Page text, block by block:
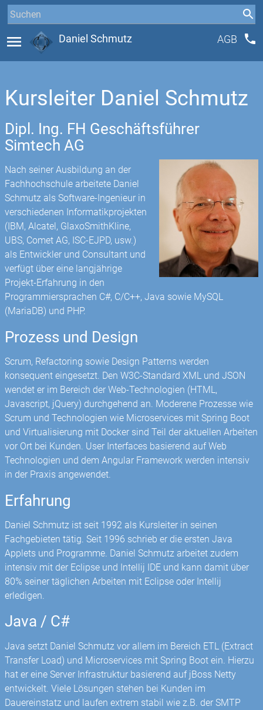
menu Daniel Schmutz AGB phone
Kursleiter Daniel Schmutz
Dipl. Ing. FH Geschäftsführer
Simtech AG
Nach seiner Ausbildung an der
Fachhochschule arbeitete Daniel
Schmutz als Software-Ingenieur in
verschiedenen Informatikprojekten
(IBM, Alcatel, GlaxoSmithKline,
UBS, Comet AG, ISC-EJPD, usw.)
als Entwickler und Consultant und
verfügt über eine langjährige
Projekt-Erfahrung in den
Programmiersprachen C#, C/C++, Java sowie MySQL
(MariaDB) und PHP.
Prozess und Design
Scrum, Refactoring sowie Design Patterns werden
konsequent eingesetzt. Den W3C-Standard XML und JSON
wendet er im Bereich der Web-Technologien (HTML,
Javascript, jQuery) durchgehend an. Moderene Prozesse wie
Scrum und Technologien wie Microservices mit Spring Boot
und Virtualisierung mit Docker sind Teil der aktuellen Arbeiten
vor Ort bei Kunden. User Interfaces basierend auf Web
Technologien und dem Angular Framework werden intensiv
in der Praxis angewendet.
Erfahrung
Daniel Schmutz ist seit 1992 als Kursleiter in seinen
Fachgebieten tätig. Seit 1996 schrieb er die ersten Java
Applets und Programme. Daniel Schmutz arbeitet zudem
intensiv mit der Eclipse und Intellij IDE und kann damit über
80% seiner täglichen Arbeiten mit Eclipse oder Intellij
erledigen.
Java / C#
Java setzt Daniel Schmutz vor allem im Bereich ETL (Extract
Transfer Load) und Microservices mit Spring Boot ein. Hierzu
hat er eine Server Infrastruktur basierend auf jBoss Netty
entwickelt. Viele Lösungen stehen bei Kunden im
Dauereinstatz und laufen extrem stabil wie z.B. der SMTP